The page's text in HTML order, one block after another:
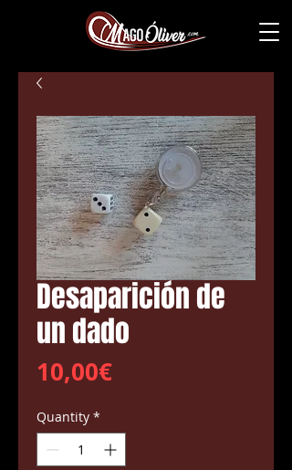
Desaparición de
un dado
10,00€Price
Quantity *